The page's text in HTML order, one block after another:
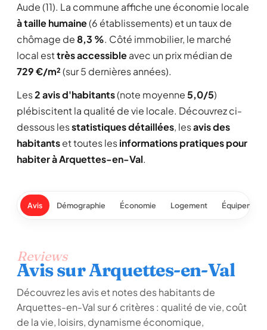
Aude (11). La commune affiche une économie locale
à taille humaine(6 établissements) et un taux de
chômage de8,3 %. Côté immobilier, le marché
local esttrès accessibleavec un prix médian de
729 €/m²(sur 5 dernières années).
Les2 avis d'habitants(note moyenne5,0/5)
plébiscitent la qualité de vie locale. Découvrez ci-
dessous lesstatistiques détaillées, lesavis des
habitantset toutes lesinformations pratiques pour
habiter à Arquettes-en-Val.
Avis Démographie Économie Logement
Reviews
Avis sur Arquettes-en-Val
Découvrez les avis et notes des habitants de
Arquettes-en-Val sur 6 critères : qualité de vie, coût
de la vie, loisirs, dynamisme économique,